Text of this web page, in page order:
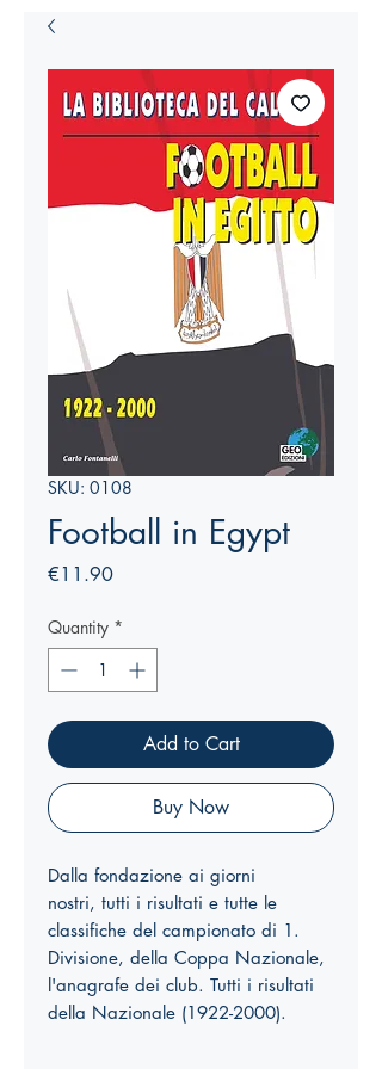
SKU: 0108
Football in Egypt
€11.90Price
Quantity *
Add to Cart
Buy Now
Dalla fondazione ai giorni
nostri, tutti i risultati e tutte le
classifiche del campionato di 1.
Divisione, della Coppa Nazionale,
l'anagrafe dei club. Tutti i risultati
della Nazionale (1922-2000).